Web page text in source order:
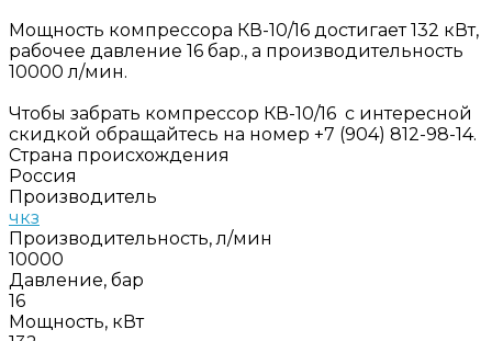
Мощность компрессора КВ-10/16 достигает 132 кВт,
рабочее давление 16 бар., а производительность
10000 л/мин.
Чтобы забрать компрессор КВ-10/16 с интересной
скидкой обращайтесь на номер +7 (904) 812-98-14.
Страна происхождения
Россия
Производитель
чкз
Производительность, л/мин
10000
Давление, бар
16
Мощность, кВт